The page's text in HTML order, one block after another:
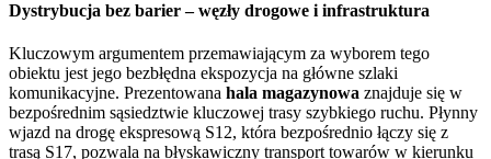
Dystrybucja bez barier – węzły drogowe i infrastruktura
Kluczowym argumentem przemawiającym za wyborem tego
obiektu jest jego bezbłędna ekspozycja na główne szlaki
komunikacyjne. Prezentowana hala magazynowa znajduje się w
bezpośrednim sąsiedztwie kluczowej trasy szybkiego ruchu. Płynny
wjazd na drogę ekspresową S12, która bezpośrednio łączy się z
trasą S17, pozwala na błyskawiczny transport towarów w kierunku